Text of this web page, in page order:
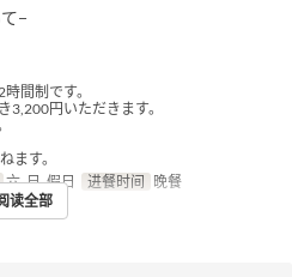
−
間制です。
3,200円いただきます。
ます。
六, 日, 假日 进餐时间 晚餐
读全部